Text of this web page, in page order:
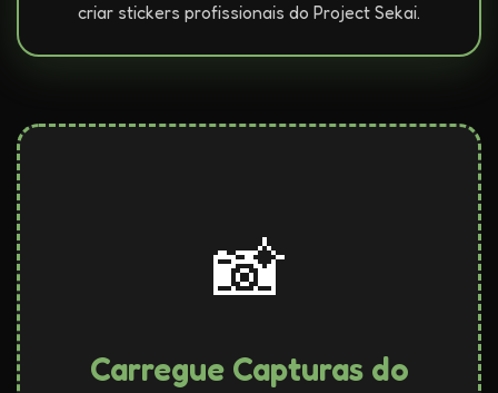
criar stickers profissionais do Project Sekai.
📸
Carregue Capturas do